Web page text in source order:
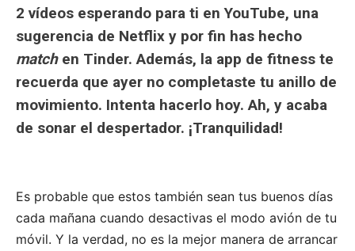
2 vídeos esperando para ti en YouTube, una
sugerencia de Netflix y por fin has hecho
matchen Tinder. Además, la app de fitness te
recuerda que ayer no completaste tu anillo de
movimiento. Intenta hacerlo hoy. Ah, y acaba
de sonar el despertador. ¡Tranquilidad!
Es probable que estos también sean tus buenos días
cada mañana cuando desactivas el modo avión de tu
móvil. Y la verdad, no es la mejor manera de arrancar